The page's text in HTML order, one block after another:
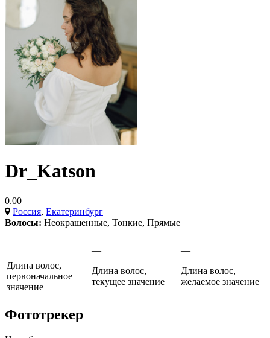
Dr_Katson
0.00
Россия, Екатеринбург
Волосы: Неокрашенные, Тонкие, Прямые
—
Длина волос,
первоначальное
значение
—
Длина волос,
текущее значение
—
Длина волос,
желаемое значение
Фототрекер